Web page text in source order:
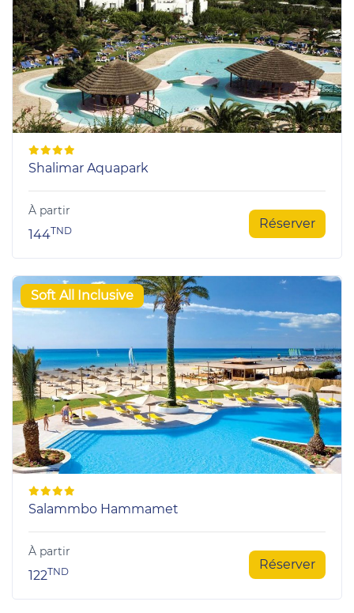
Shalimar Aquapark
À partir
144TND Réserver
Soft All Inclusive
Salammbo Hammamet
À partir
122TND Réserver